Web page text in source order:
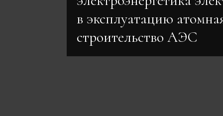
в эксплуатацию
строительство АЭС